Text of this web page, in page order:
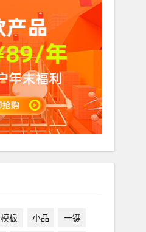
板 小品
一键